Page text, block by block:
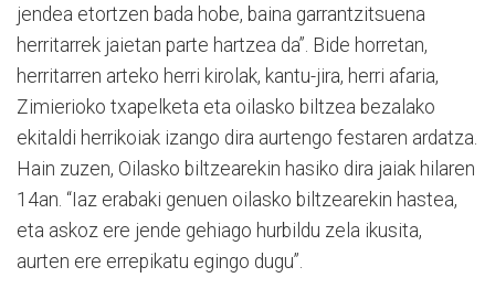
jendea etortzen bada hobe, baina garrantzitsuena
herritarrek jaietan parte hartzea da”. Bide horretan,
herritarren arteko herri kirolak, kantu-jira, herri afaria,
Zimierioko txapelketa eta oilasko biltzea bezalako
ekitaldi herrikoiak izango dira aurtengo festaren ardatza.
Hain zuzen, Oilasko biltzearekin hasiko dira jaiak hilaren
14an. “Iaz erabaki genuen oilasko biltzearekin hastea,
eta askoz ere jende gehiago hurbildu zela ikusita,
aurten ere errepikatu egingo dugu”.